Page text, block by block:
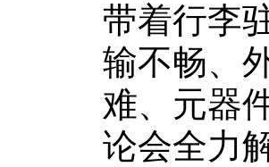
带着行李
输不畅、
难、元器
论会全力